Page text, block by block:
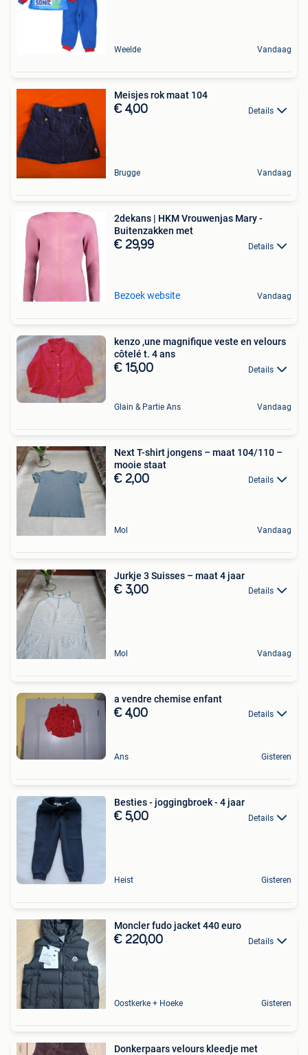
Weelde Vandaag
Meisjes rok maat 104
€ 4,00 Details
Brugge Vandaag
2dekans | HKM Vrouwenjas Mary -
Buitenzakken met
€ 29,99 Details
Bezoek website Vandaag
kenzo ,une magnifique veste en velours
côtelé t. 4 ans
€ 15,00 Details
Glain & Partie Ans Vandaag
Next T-shirt jongens – maat 104/110 –
mooie staat
€ 2,00 Details
Mol Vandaag
Jurkje 3 Suisses – maat 4 jaar
€ 3,00 Details
Mol Vandaag
a vendre chemise enfant
€ 4,00 Details
Ans Gisteren
Besties - joggingbroek - 4 jaar
€ 5,00 Details
Heist Gisteren
Moncler fudo jacket 440 euro
€ 220,00 Details
Oostkerke + Hoeke Gisteren
Donkerpaars velours kleedje met